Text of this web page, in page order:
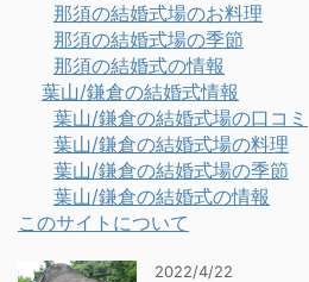
那須の結婚式場のお料理
那須の結婚式場の季節
那須の結婚式の情報
葉山/鎌倉の結婚式情報
葉山/鎌倉の結婚式場の口コミ
葉山/鎌倉の結婚式場の料理
葉山/鎌倉の結婚式場の季節
葉山/鎌倉の結婚式の情報
このサイトについて
2022/4/22